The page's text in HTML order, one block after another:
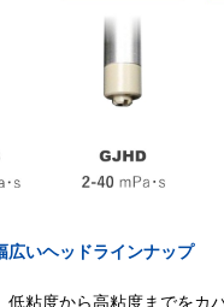
広いヘッドラインナップ
低粘度から高粘度までをカ